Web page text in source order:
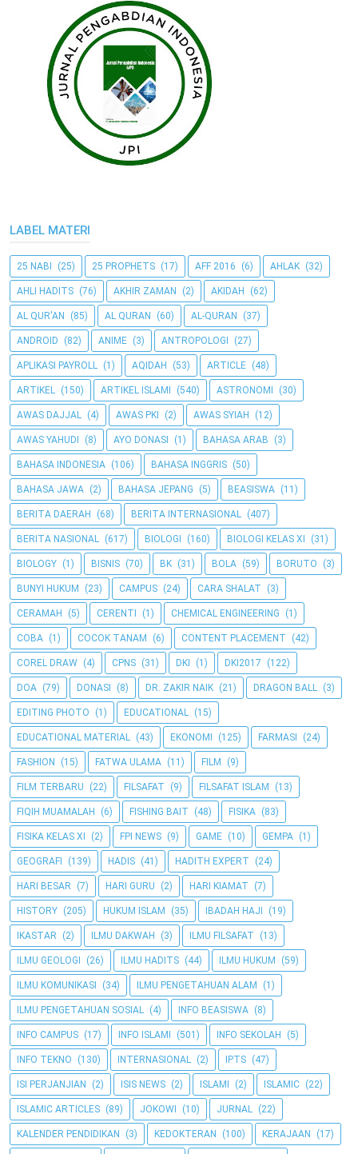
LABEL MATERI
25 NABI (25) 25 PROPHETS (17) AFF 2016 (6) AHLAK (32)
AHLI HADITS (76) AKHIR ZAMAN (2) AKIDAH (62)
AL QUR'AN (85) AL QURAN (60) AL-QURAN (37)
ANDROID (82) ANIME (3) ANTROPOLOGI (27)
APLIKASI PAYROLL (1) AQIDAH (53) ARTICLE (48)
ARTIKEL (150) ARTIKEL ISLAMI (540) ASTRONOMI (30)
AWAS DAJJAL (4) AWAS PKI (2) AWAS SYIAH (12)
AWAS YAHUDI (8) AYO DONASI (1) BAHASA ARAB (3)
BAHASA INDONESIA (106) BAHASA INGGRIS (50)
BAHASA JAWA (2) BAHASA JEPANG (5) BEASISWA (11)
BERITA DAERAH (68) BERITA INTERNASIONAL (407)
BERITA NASIONAL (617) BIOLOGI (160) BIOLOGI KELAS XI (31)
BIOLOGY (1) BISNIS (70) BK (31) BOLA (59) BORUTO (3)
BUNYI HUKUM (23) CAMPUS (24) CARA SHALAT (3)
CERAMAH (5) CERENTI (1) CHEMICAL ENGINEERING (1)
COBA (1) COCOK TANAM (6) CONTENT PLACEMENT (42)
COREL DRAW (4) CPNS (31) DKI (1) DKI2017 (122)
DOA (79) DONASI (8) DR. ZAKIR NAIK (21) DRAGON BALL (3)
EDITING PHOTO (1) EDUCATIONAL (15)
EDUCATIONAL MATERIAL (43) EKONOMI (125) FARMASI (24)
FASHION (15) FATWA ULAMA (11) FILM (9)
FILM TERBARU (22) FILSAFAT (9) FILSAFAT ISLAM (13)
FIQIH MUAMALAH (6) FISHING BAIT (48) FISIKA (83)
FISIKA KELAS XI (2) FPI NEWS (9) GAME (10) GEMPA (1)
GEOGRAFI (139) HADIS (41) HADITH EXPERT (24)
HARI BESAR (7) HARI GURU (2) HARI KIAMAT (7)
HISTORY (205) HUKUM ISLAM (35) IBADAH HAJI (19)
IKASTAR (2) ILMU DAKWAH (3) ILMU FILSAFAT (13)
ILMU GEOLOGI (26) ILMU HADITS (44) ILMU HUKUM (59)
ILMU KOMUNIKASI (34) ILMU PENGETAHUAN ALAM (1)
ILMU PENGETAHUAN SOSIAL (4) INFO BEASISWA (8)
INFO CAMPUS (17) INFO ISLAMI (501) INFO SEKOLAH (5)
INFO TEKNO (130) INTERNASIONAL (2) IPTS (47)
ISI PERJANJIAN (2) ISIS NEWS (2) ISLAMI (2) ISLAMIC (22)
ISLAMIC ARTICLES (89) JOKOWI (10) JURNAL (22)
KALENDER PENDIDIKAN (3) KEDOKTERAN (100) KERAJAAN (17)